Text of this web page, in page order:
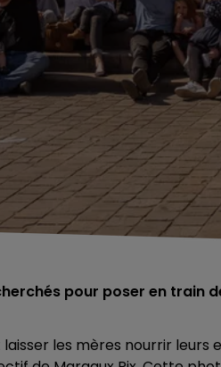
pour poser en train
les mères nourrir